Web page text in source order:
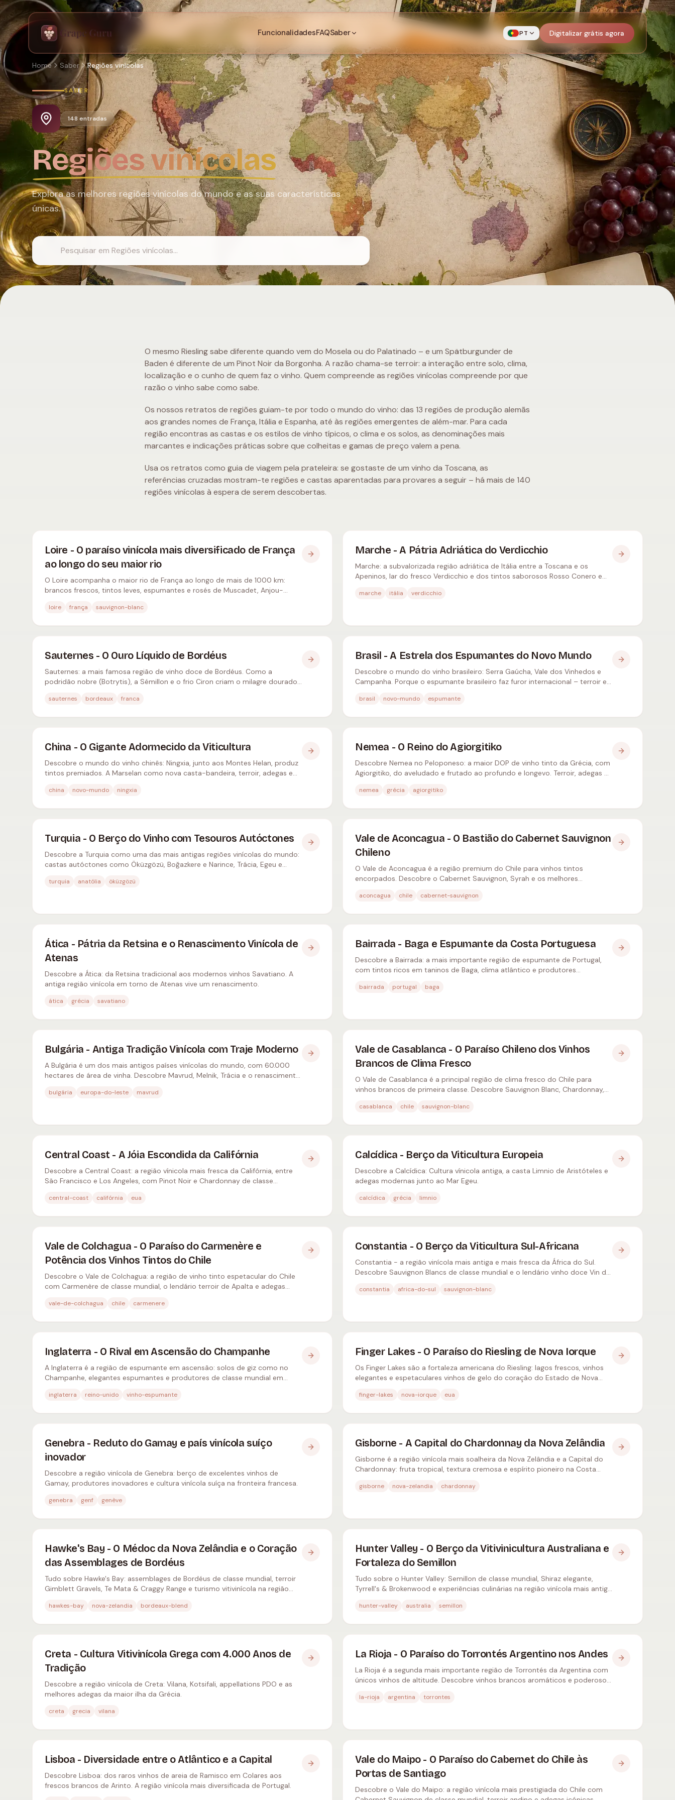
FuncionalidadesFAQSaber PT Digitalizar grátis agora
Home Saber Regiões vinícolas
SABER
148 entradas
Regiões vinícolas
Explora as melhores regiões vinícolas do mundo e as suas características
únicas.
O mesmo Riesling sabe diferente quando vem do Mosela ou do Palatinado – e um Spätburgunder de
Baden é diferente de um Pinot Noir da Borgonha. A razão chama-se terroir: a interação entre solo, clima,
localização e o cunho de quem faz o vinho. Quem compreende as regiões vinícolas compreende por que
razão o vinho sabe como sabe.
Os nossos retratos de regiões guiam-te por todo o mundo do vinho: das 13 regiões de produção alemãs
aos grandes nomes de França, Itália e Espanha, até às regiões emergentes de além-mar. Para cada
região encontras as castas e os estilos de vinho típicos, o clima e os solos, as denominações mais
marcantes e indicações práticas sobre que colheitas e gamas de preço valem a pena.
Usa os retratos como guia de viagem pela prateleira: se gostaste de um vinho da Toscana, as
referências cruzadas mostram-te regiões e castas aparentadas para provares a seguir – há mais de 140
regiões vinícolas à espera de serem descobertas.
Loire - O paraíso vinícola mais diversificado de França
ao longo do seu maior rio
O Loire acompanha o maior rio de França ao longo de mais de 1000 km:
brancos frescos, tintos leves, espumantes e rosés de Muscadet, Anjou-
loire frança sauvignon-blanc
Marche - A Pátria Adriática do Verdicchio
Marche: a subvalorizada região adriática de Itália entre a Toscana e os
Apeninos, lar do fresco Verdicchio e dos tintos saborosos Rosso Conero e
marche itália verdicchio
Sauternes - O Ouro Líquido de Bordéus
Sauternes: a mais famosa região de vinho doce de Bordéus. Como a
podridão nobre (Botrytis), a Sémillon e o frio Ciron criam o milagre dourado
sauternes bordeaux franca
Brasil - A Estrela dos Espumantes do Novo Mundo
Descobre o mundo do vinho brasileiro: Serra Gaúcha, Vale dos Vinhedos e
Campanha. Porque o espumante brasileiro faz furor internacional – terroir e
brasil novo-mundo espumante
China - O Gigante Adormecido da Viticultura
Descobre o mundo do vinho chinês: Ningxia, junto aos Montes Helan, produz
tintos premiados. A Marselan como nova casta-bandeira, terroir, adegas e
china novo-mundo ningxia
Nemea - O Reino do Agiorgitiko
Descobre Nemea no Peloponeso: a maior DOP de vinho tinto da Grécia, com
Agiorgitiko, do aveludado e frutado ao profundo e longevo. Terroir, adegas e
nemea grécia agiorgitiko
Turquia - O Berço do Vinho com Tesouros Autóctones
Descobre a Turquia como uma das mais antigas regiões vinícolas do mundo:
castas autóctones como Öküzgözü, Boğazkere e Narince, Trácia, Egeu e
turquia anatólia öküzgözü
Vale de Aconcagua - O Bastião do Cabernet Sauvignon
Chileno
O Vale de Aconcagua é a região premium do Chile para vinhos tintos
encorpados. Descobre o Cabernet Sauvignon, Syrah e os melhores
aconcagua chile cabernet-sauvignon
Ática - Pátria da Retsina e o Renascimento Vinícola de
Atenas
Descobre a Ática: da Retsina tradicional aos modernos vinhos Savatiano. A
antiga região vinícola em torno de Atenas vive um renascimento.
ática grécia savatiano
Bairrada - Baga e Espumante da Costa Portuguesa
Descobre a Bairrada: a mais importante região de espumante de Portugal,
com tintos ricos em taninos de Baga, clima atlântico e produtores
bairrada portugal baga
Bulgária - Antiga Tradição Vinícola com Traje Moderno
A Bulgária é um dos mais antigos países vinícolas do mundo, com 60.000
hectares de área de vinha. Descobre Mavrud, Melnik, Trácia e o renascimento
bulgária europa-do-leste mavrud
Vale de Casablanca - O Paraíso Chileno dos Vinhos
Brancos de Clima Fresco
O Vale de Casablanca é a principal região de clima fresco do Chile para
vinhos brancos de primeira classe. Descobre Sauvignon Blanc, Chardonnay,
casablanca chile sauvignon-blanc
Central Coast - A Jóia Escondida da Califórnia
Descobre a Central Coast: a região vínicola mais fresca da Califórnia, entre
São Francisco e Los Angeles, com Pinot Noir e Chardonnay de classe
central-coast califórnia eua
Calcídica - Berço da Viticultura Europeia
Descobre a Calcídica: Cultura vínicola antiga, a casta Limnio de Aristóteles e
adegas modernas junto ao Mar Egeu.
calcídica grécia limnio
Vale de Colchagua - O Paraíso do Carmenère e
Potência dos Vinhos Tintos do Chile
Descobre o Vale de Colchagua: a região de vinho tinto espetacular do Chile
com Carmenère de classe mundial, o lendário terroir de Apalta e adegas
vale-de-colchagua chile carmenere
Constantia - O Berço da Viticultura Sul-Africana
Constantia - a região vinícola mais antiga e mais fresca da África do Sul.
Descobre Sauvignon Blancs de classe mundial e o lendário vinho doce Vin de
constantia africa-do-sul sauvignon-blanc
Inglaterra - O Rival em Ascensão do Champanhe
A Inglaterra é a região de espumante em ascensão: solos de giz como no
Champanhe, elegantes espumantes e produtores de classe mundial em
inglaterra reino-unido vinho-espumante
Finger Lakes - O Paraíso do Riesling de Nova Iorque
Os Finger Lakes são a fortaleza americana do Riesling: lagos frescos, vinhos
elegantes e espetaculares vinhos de gelo do coração do Estado de Nova
finger-lakes nova-iorque eua
Genebra - Reduto do Gamay e país vinícola suíço
inovador
Descobre a região vinícola de Genebra: berço de excelentes vinhos de
Gamay, produtores inovadores e cultura vinícola suíça na fronteira francesa.
genebra genf genève
Gisborne - A Capital do Chardonnay da Nova Zelândia
Gisborne é a região vinícola mais soalheira da Nova Zelândia e a Capital do
Chardonnay: fruta tropical, textura cremosa e espírito pioneiro na Costa
gisborne nova-zelandia chardonnay
Hawke's Bay - O Médoc da Nova Zelândia e o Coração
das Assemblages de Bordéus
Tudo sobre Hawke's Bay: assemblages de Bordéus de classe mundial, terroir
Gimblett Gravels, Te Mata & Craggy Range e turismo vitivinícola na região
hawkes-bay nova-zelandia bordeaux-blend
Hunter Valley - O Berço da Vitivinicultura Australiana e
Fortaleza do Semillon
Tudo sobre o Hunter Valley: Semillon de classe mundial, Shiraz elegante,
Tyrrell's & Brokenwood e experiências culinárias na região vinícola mais antiga
hunter-valley australia semillon
Creta - Cultura Vitivinícola Grega com 4.000 Anos de
Tradição
Descobre a região vinícola de Creta: Vilana, Kotsifali, appellations PDO e as
melhores adegas da maior ilha da Grécia.
creta grecia vilana
La Rioja - O Paraíso do Torrontés Argentino nos Andes
La Rioja é a segunda mais importante região de Torrontés da Argentina com
únicos vinhos de altitude. Descobre vinhos brancos aromáticos e poderosos
la-rioja argentina torrontes
Lisboa - Diversidade entre o Atlântico e a Capital
Descobre Lisboa: dos raros vinhos de areia de Ramisco em Colares aos
frescos brancos de Arinto. A região vinícola mais diversificada de Portugal.
Vale do Maipo - O Paraíso do Cabernet do Chile às
Portas de Santiago
Descobre o Vale do Maipo: a região vinícola mais prestigiada do Chile com